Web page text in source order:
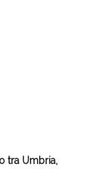
tra Umbria,